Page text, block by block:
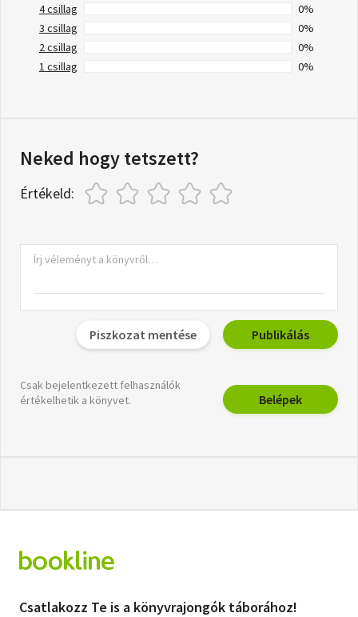
4 csillag
0%
3 csillag
0%
2 csillag
0%
1 csillag
0%
Neked hogy tetszett?
Értékeld:
Piszkozat mentése Publikálás
Csak bejelentkezett felhasználók
értékelhetik a könyvet.
Belépek
Csatlakozz Te is a könyvrajongók táborához!